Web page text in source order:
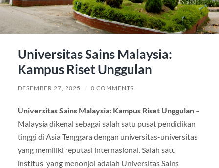
Universitas Sains Malaysia:
Kampus Riset Unggulan
DESEMBER 27, 2025 / 0 COMMENTS
Universitas Sains Malaysia: Kampus Riset Unggulan–
Malaysia dikenal sebagai salah satu pusat pendidikan
tinggi di Asia Tenggara dengan universitas-universitas
yang memiliki reputasi internasional. Salah satu
institusi yang menonjol adalah Universitas Sains